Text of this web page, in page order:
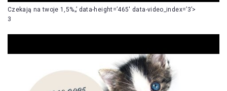
Czekają na twoje 1,5%„’ data-height=’465′ data-video_index=’3’>
3